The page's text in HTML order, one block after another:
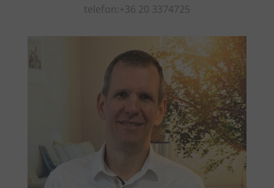
telefon:+36 20 3374725